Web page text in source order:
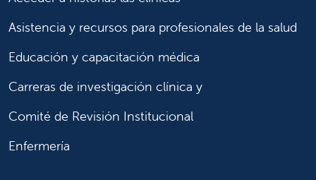
Asistencia y recursos para profesionales de la salud
Educación y capacitación médica
Carreras de investigación clínica y
Comité de Revisión Institucional
Enfermería